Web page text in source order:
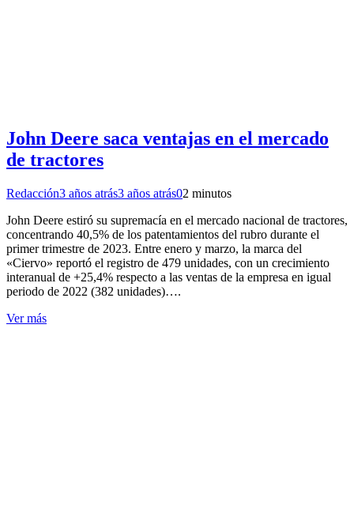
John Deere saca ventajas en el mercado
de tractores
Redacción3 años atrás3 años atrás02 minutos
John Deere estiró su supremacía en el mercado nacional de tractores,
concentrando 40,5% de los patentamientos del rubro durante el
primer trimestre de 2023. Entre enero y marzo, la marca del
«Ciervo» reportó el registro de 479 unidades, con un crecimiento
interanual de +25,4% respecto a las ventas de la empresa en igual
periodo de 2022 (382 unidades)….
Ver más